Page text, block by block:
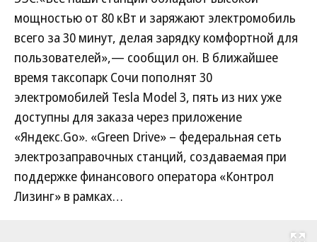
мощностью от 80 кВт и заряжают электромобиль
всего за 30 минут, делая зарядку комфортной для
пользователей»,— сообщил он. В ближайшее
время таксопарк Сочи пополнят 30
электромобилей Tesla Model 3, пять из них уже
доступны для заказа через приложение
«Яндекс.Go». «Green Drive» – федеральная сеть
электрозаправочных станций, создаваемая при
поддержке финансового оператора «Контрол
Лизинг» в рамках…